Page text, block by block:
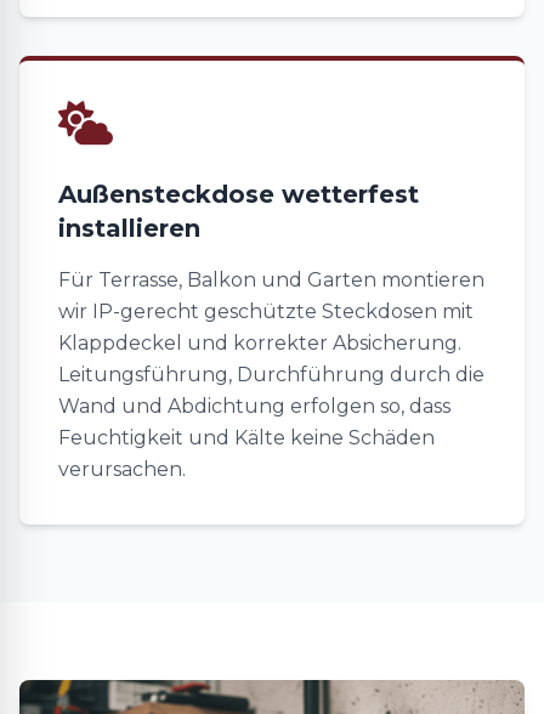
Außensteckdose wetterfest
installieren
Für Terrasse, Balkon und Garten montieren
wir IP-gerecht geschützte Steckdosen mit
Klappdeckel und korrekter Absicherung.
Leitungsführung, Durchführung durch die
Wand und Abdichtung erfolgen so, dass
Feuchtigkeit und Kälte keine Schäden
verursachen.